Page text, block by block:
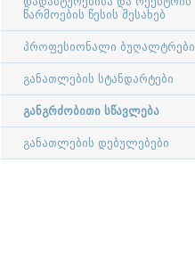
წარმოების წესის შესახებ
პროფესიონალი ბუღალტრები
განათლების სტანდარტები
განგრძობითი სწავლება
განათლების დებულებები